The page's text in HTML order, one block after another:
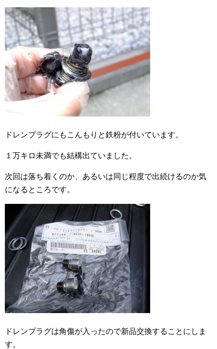
ドレンプラグにもこんもりと鉄粉が付いています。
１万キロ未満でも結構出ていました。
次回は落ち着くのか、あるいは同じ程度で出続けるのか気
になるところです。
ドレンプラグは角傷が入ったので新品交換することにしま
す。